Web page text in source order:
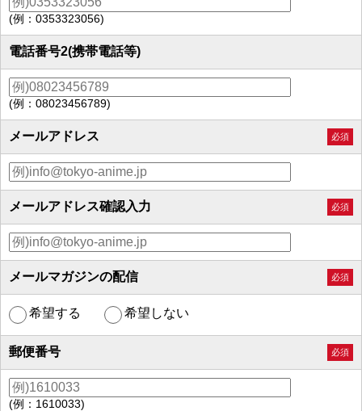
(例：0353323056)
電話番号2(携帯電話等)
(例：08023456789)
メールアドレス 必須
メールアドレス確認入力 必須
メールマガジンの配信 必須
希望する 希望しない
郵便番号 必須
(例：1610033)